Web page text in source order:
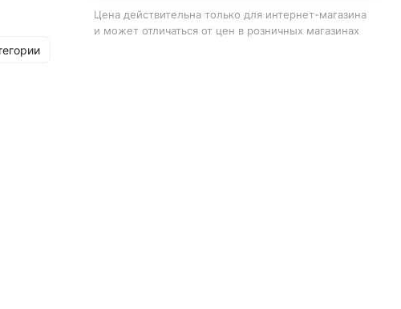
Цена действительна только для интернет-магазина
и может отличаться от цен в розничных магазинах